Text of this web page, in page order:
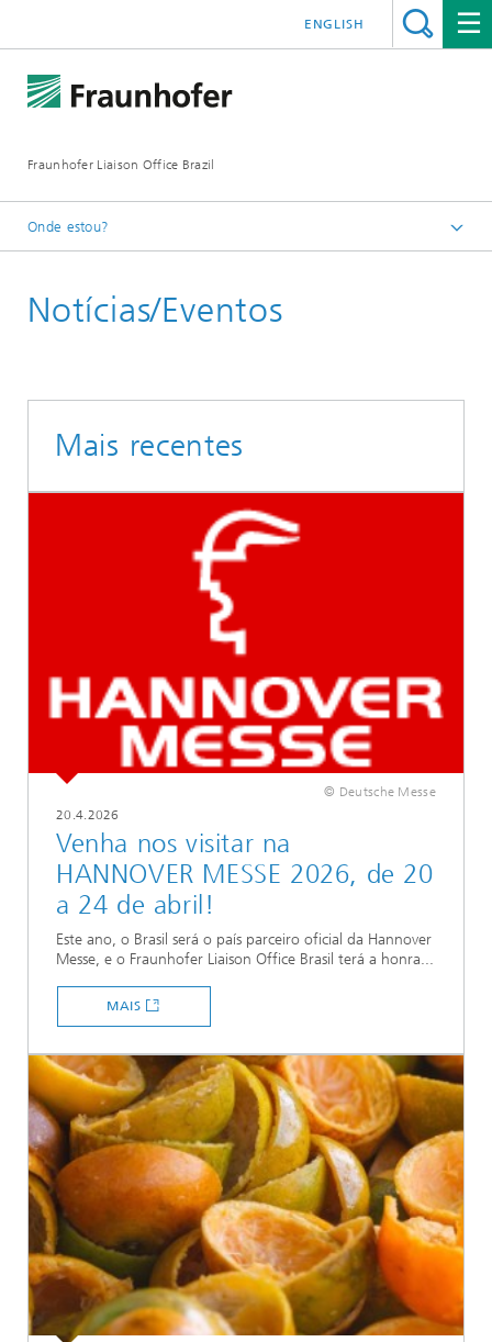
Fraunhofer Liaison Office Brazil
ENGLISH
Onde estou?
Notícias/Eventos
Mais recentes
© Deutsche Messe
20.4.2026
Venha nos visitar na
HANNOVER MESSE 2026, de 20
a 24 de abril!
Este ano, o Brasil será o país parceiro oficial da Hannover
Messe, e o Fraunhofer Liaison Office Brasil terá a honra...
MAIS